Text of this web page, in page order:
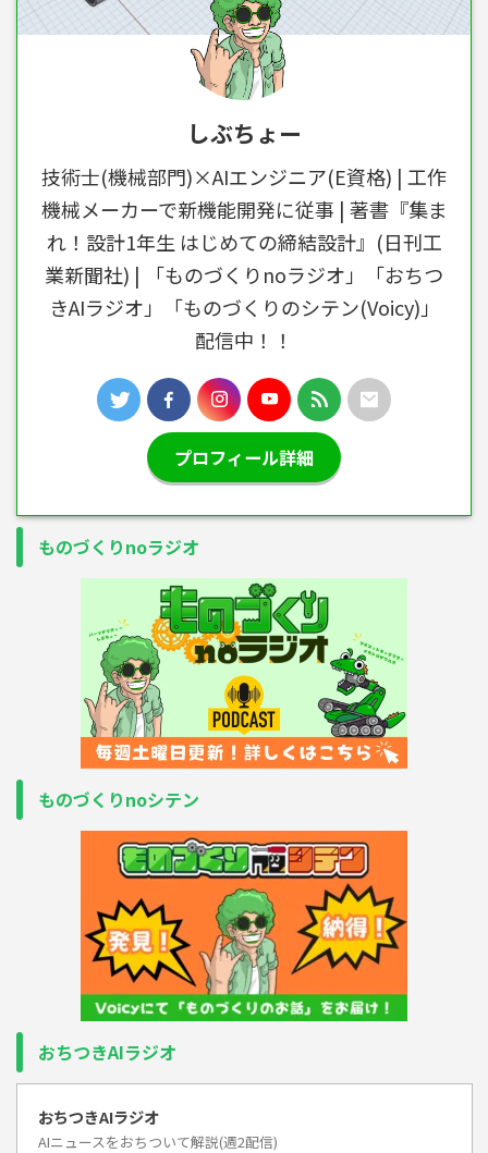
しぶちょー
技術士(機械部門)×AIエンジニア(E資格) | 工作
機械メーカーで新機能開発に従事 | 著書『集ま
れ！設計1年生 はじめての締結設計』(日刊工
業新聞社) | 「ものづくりnoラジオ」「おちつ
きAIラジオ」「ものづくりのシテン(Voicy)」
配信中！！
プロフィール詳細
ものづくりnoラジオ
ものづくりnoシテン
おちつきAIラジオ
おちつきAIラジオ
AIニュースをおちついて解説(週2配信)